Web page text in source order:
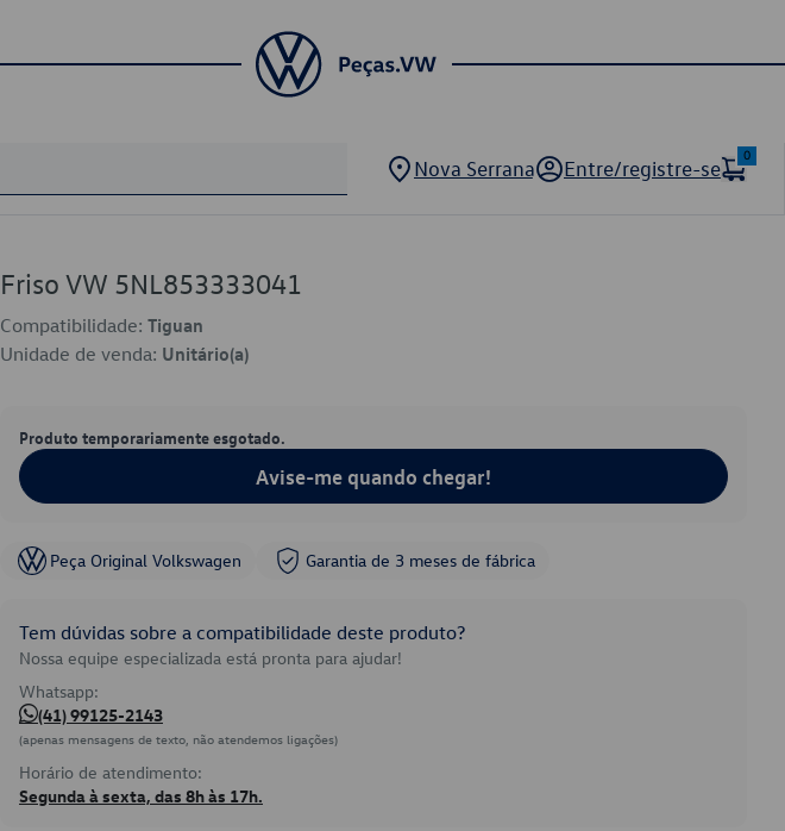
Nova Serrana Entre/registre-se
0
Friso VW 5NL853333041
Compatibilidade: Tiguan
Unidade de venda: Unitário(a)
Produto temporariamente esgotado.
Avise-me quando chegar!
Peça Original Volkswagen Garantia de 3 meses de fábrica
Tem dúvidas sobre a compatibilidade deste produto?
Nossa equipe especializada está pronta para ajudar!
Whatsapp:
(41) 99125-2143
(apenas mensagens de texto, não atendemos ligações)
Horário de atendimento:
Segunda à sexta, das 8h às 17h.